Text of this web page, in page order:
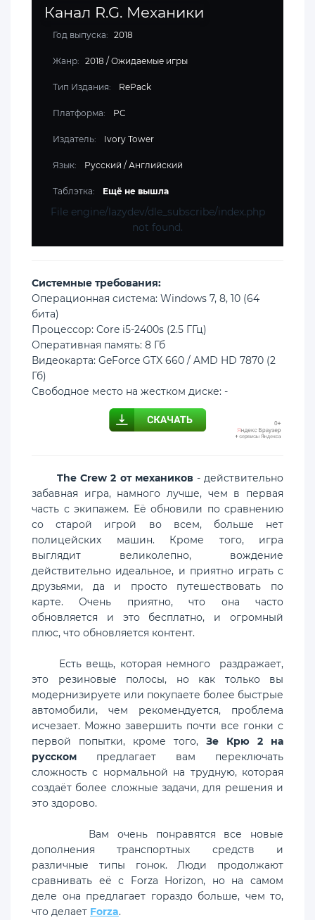
Канал R.G. Механики
Год выпуска: 2018
Жанр: 2018 / Ожидаемые игры
Тип Издания: RePack
Платформа: PC
Издатель: Ivory Tower
Язык: Русский / Английский
Таблэтка: Ещё не вышла
File engine/lazydev/dle_subscribe/index.php
not found.
Cистемные требования:
Операционная система: Windows 7, 8, 10 (64
бита)
Процессор: Core i5-2400s (2.5 ГГц)
Оперативная память: 8 Гб
Видеокарта: GeForce GTX 660 / AMD HD 7870 (2
Гб)
Свободное место на жестком диске: -
The Crew 2 от механиков - действительно
забавная игра, намного лучше, чем в первая
часть с экипажем. Её обновили по сравнению
со старой игрой во всем, больше нет
полицейских машин. Кроме того, игра
выглядит великолепно, вождение
действительно идеальное, и приятно играть с
друзьями, да и просто путешествовать по
карте. Очень приятно, что она часто
обновляется и это бесплатно, и огромный
плюс, что обновляется контент.
Есть вещь, которая немного раздражает,
это резиновые полосы, но как только вы
модернизируете или покупаете более быстрые
автомобили, чем рекомендуется, проблема
исчезает. Можно завершить почти все гонки с
первой попытки, кроме того, Зе Крю 2 на
русском предлагает вам переключать
сложность с нормальной на трудную, которая
создаёт более сложные задачи, для решения и
это здорово.
Вам очень понравятся все новые
дополнения транспортных средств и
различные типы гонок. Люди продолжают
сравнивать её с Forza Horizon, но на самом
деле она предлагает гораздо больше, чем то,
что делает Forza.